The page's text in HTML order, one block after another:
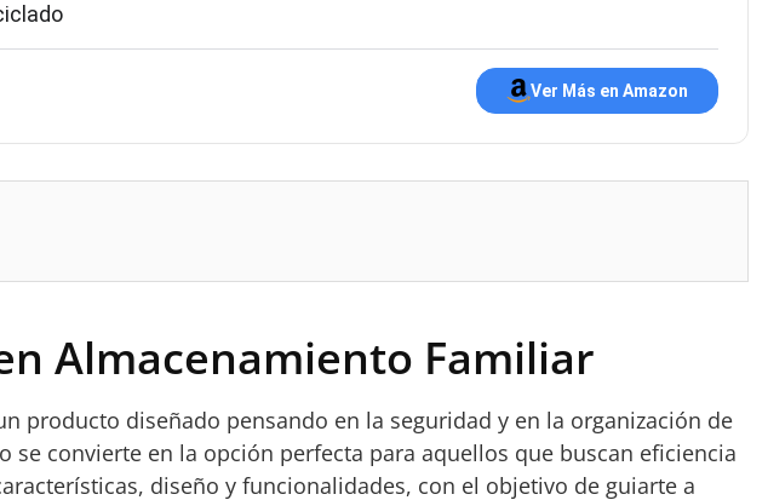
Ver Más en Amazon
Almacenamiento Familiar
producto diseñado pensando en la seguridad y en la organización de
se convierte en la opción perfecta para aquellos que buscan eficiencia
diseño y funcionalidades, con el objetivo de guiarte a